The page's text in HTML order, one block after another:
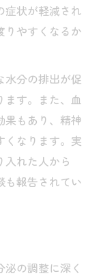
症状が軽減され
りやすくなるか
水分の排出が促
ます。また、血
果もあり、精神
くなります。実
入れた人から
も報告されてい
の調整に深く